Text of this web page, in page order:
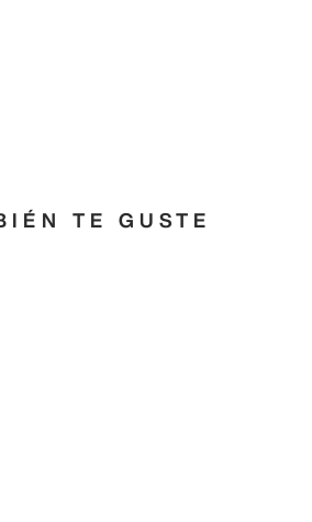
TE GUSTE